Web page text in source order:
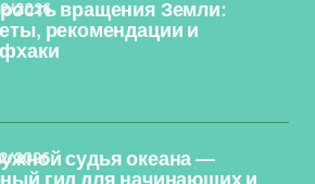
вращения Земли:
рекомендации и
2026
судья океана —
гид для начинающих и
2026